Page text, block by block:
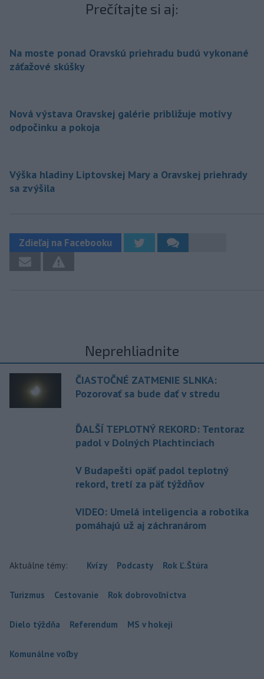
Prečítajte si aj:
Na moste ponad Oravskú priehradu budú vykonané
záťažové skúšky
Nová výstava Oravskej galérie približuje motívy
odpočinku a pokoja
Výška hladiny Liptovskej Mary a Oravskej priehrady
sa zvýšila
Zdieľaj na Facebooku
Neprehliadnite
ČIASTOČNÉ ZATMENIE SLNKA:
Pozorovať sa bude dať v stredu
ĎALŠÍ TEPLOTNÝ REKORD: Tentoraz
padol v Dolných Plachtinciach
V Budapešti opäť padol teplotný
rekord, tretí za päť týždňov
VIDEO: Umelá inteligencia a robotika
pomáhajú už aj záchranárom
Aktuálne témy: Kvízy Podcasty Rok Ľ.Štúra
Turizmus Cestovanie Rok dobrovoľníctva
Dielo týždňa Referendum MS v hokeji
Komunálne voľby